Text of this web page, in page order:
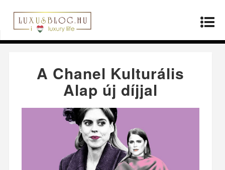
Kezdőlap»Divat»
A Chanel Kulturális Alap új
A Chanel Kulturális
Alap új díjjal